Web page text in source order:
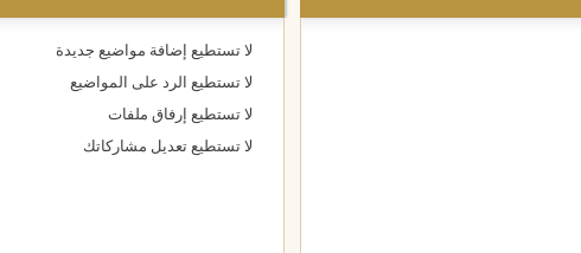
لا تستطيع إضافة مواضيع جديدة
لا تستطيع الرد على المواضيع
لا تستطيع إرفاق ملفات
لا تستطيع تعديل مشاركاتك